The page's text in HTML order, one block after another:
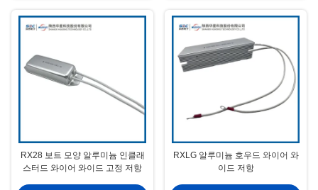
RX28 보트 모양 알루미늄 인클래
스터드 와이어 와이드 고정 저항
RXLG 알루미늄 호우드 와이어 와
이드 저항